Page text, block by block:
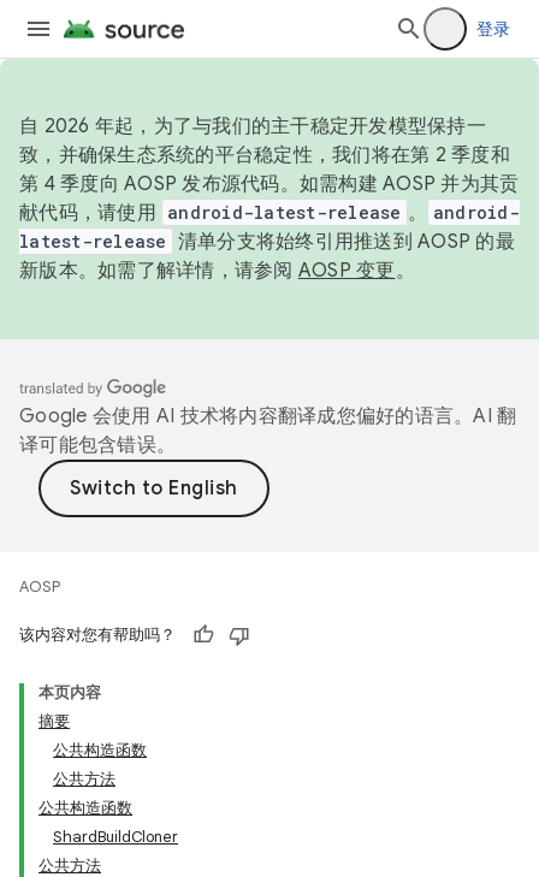
登录
自 2026 年起，为了与我们的主干稳定开发模型保持一
致，并确保生态系统的平台稳定性，我们将在第 2 季度和
第 4 季度向 AOSP 发布源代码。如需构建 AOSP 并为其贡
献代码，请使用 android-latest-release 。
android-
latest-release 清单分支将始终引用推送到 AOSP 的最
新版本。如需了解详情，请参阅 AOSP 变更。
Google 会使用 AI 技术将内容翻译成您偏好的语言。AI 翻
译可能包含错误。
AOSP
该内容对您有帮助吗？
本页内容
摘要
公共构造函数
公共方法
公共构造函数
ShardBuildCloner
公共方法